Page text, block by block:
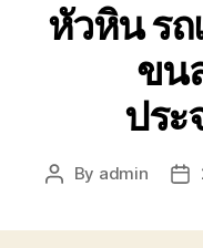
หัวหิน รถ
ขน
ปร
Post
By admin